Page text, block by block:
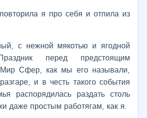
я про себя и отпила из
с нежной мякотью и ягодной
перед предстоящим
Сфер, как мы его называли,
и в честь такого события
распорядилась раздать столь
даже простым работягам, как я.